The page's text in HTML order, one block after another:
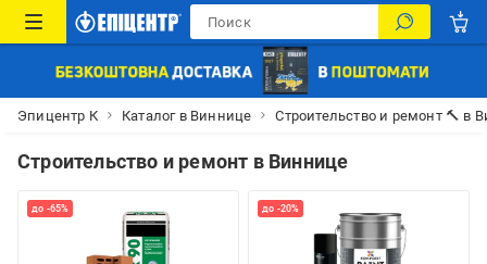
Эпицентр К Каталог в Виннице Строительство и ремонт 🔨 в
Строительство и ремонт в Виннице